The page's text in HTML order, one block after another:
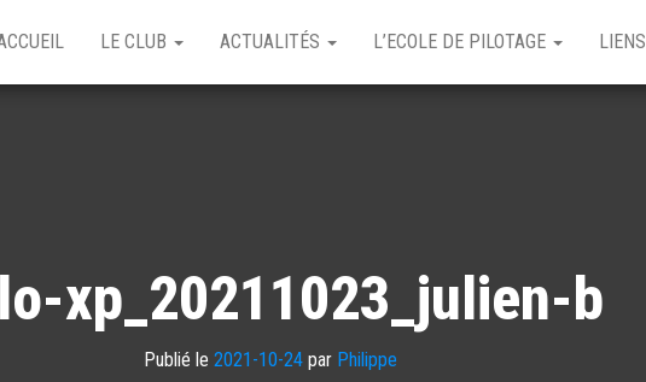
LE CLUB ACTUALITÉS L’ECOLE DE PILOTAGE LIENS
xp_20211023_julien-b
Publié le 2021-10-24 par Philippe